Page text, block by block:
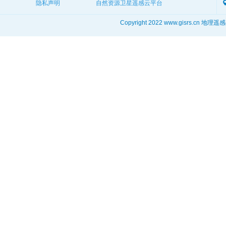
隐私声明
自然资源卫星遥感云平台
Copyright 2022 www.gisrs.cn 地理遥